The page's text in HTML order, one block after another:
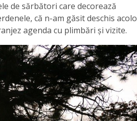
de sărbători care decorează
că n-am găsit deschis acolo
agenda cu plimbări și vizite.